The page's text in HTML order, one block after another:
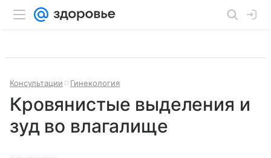
Консультации Гинекология
Кровянистые выделения и
зуд во влагалище